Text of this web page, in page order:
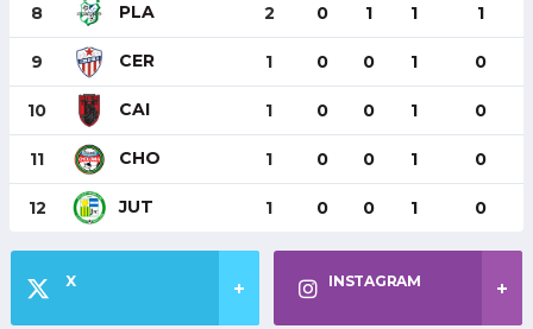
8 PLA 2 0 1 1 1
9 CER 1 0 0 1 0
10 CAI 1 0 0 1 0
11 CHO 1 0 0 1 0
12 JUT 1 0 0 1 0
X INSTAGRAM